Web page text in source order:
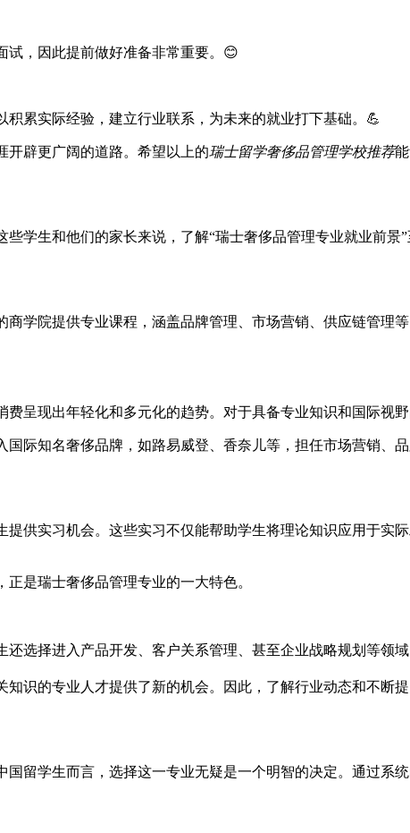
试，因此提前做好准备非常重要。😊
累实际经验，建立行业联系，为未来的就业打下基础。💪
开辟更广阔的道路。希望以上的瑞士留学奢侈品管理学校推荐
学生和他们的家长来说，了解“瑞士奢侈品管理专业就业前景
学院提供专业课程，涵盖品牌管理、市场营销、供应链管理
呈现出年轻化和多元化的趋势。对于具备专业知识和国际视
际知名奢侈品牌，如路易威登、香奈儿等，担任市场营销、
供实习机会。这些实习不仅能帮助学生将理论知识应用于实
是瑞士奢侈品管理专业的一大特色。
选择进入产品开发、客户关系管理、甚至企业战略规划等领
识的专业人才提供了新的机会。因此，了解行业动态和不断
留学生而言，选择这一专业无疑是一个明智的决定。通过系